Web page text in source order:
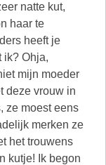
natte kut,
haar te
heeft je
ik? Ohja,
mijn moeder
deze vrouw in
ze moest eens
merken ze
het trouwens
kutje! Ik begon